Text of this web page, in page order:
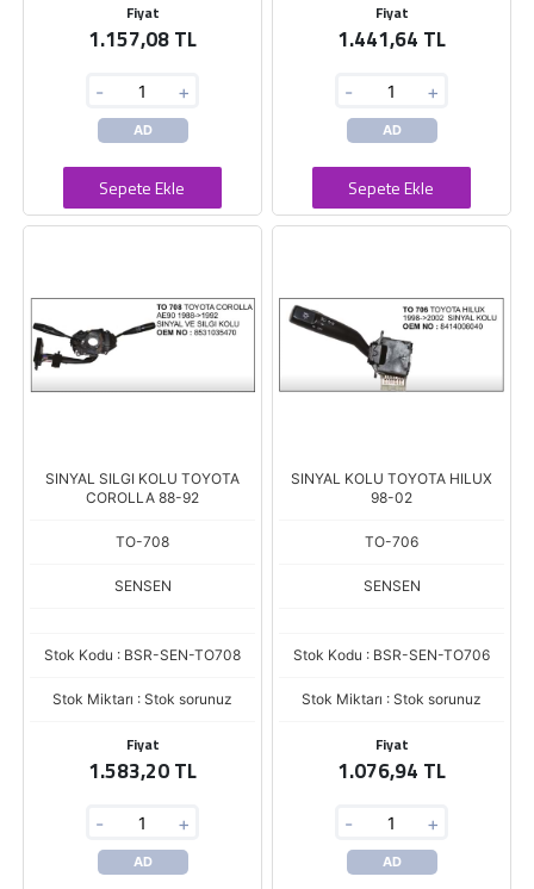
Fiyat
1.157,08 TL
- +
AD
Sepete Ekle
Fiyat
1.441,64 TL
- +
AD
Sepete Ekle
SINYAL SILGI KOLU TOYOTA
COROLLA 88-92
TO-708
SENSEN
Stok Kodu : BSR-SEN-TO708
Stok Miktarı : Stok sorunuz
Fiyat
1.583,20 TL
- +
AD
SINYAL KOLU TOYOTA HILUX
98-02
TO-706
SENSEN
Stok Kodu : BSR-SEN-TO706
Stok Miktarı : Stok sorunuz
Fiyat
1.076,94 TL
- +
AD